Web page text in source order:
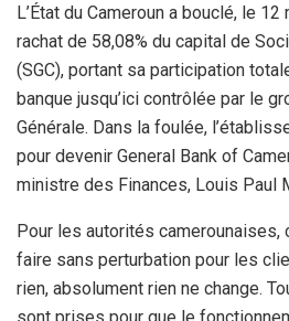
L’État du Cameroun a bouclé, le
rachat de 58,08% du capital de
(SGC), portant sa participation
banque jusqu’ici contrôlée par le
Générale. Dans la foulée,
pour devenir General Bank of
ministre des Finances, Louis Paul
Pour les autorités
faire sans perturbation pour les
rien, absolument rien ne change.